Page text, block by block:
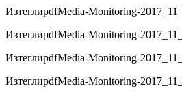
ИзтеглиpdfMedia-Monitoring-
ИзтеглиpdfMedia-Monitoring-
ИзтеглиpdfMedia-Monitoring-
ИзтеглиpdfMedia-Monitoring-